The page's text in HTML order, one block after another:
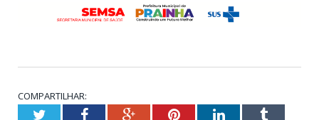
COMPARTILHAR:
TwitterFacebookGoogle+PinterestLinkedInTumblr